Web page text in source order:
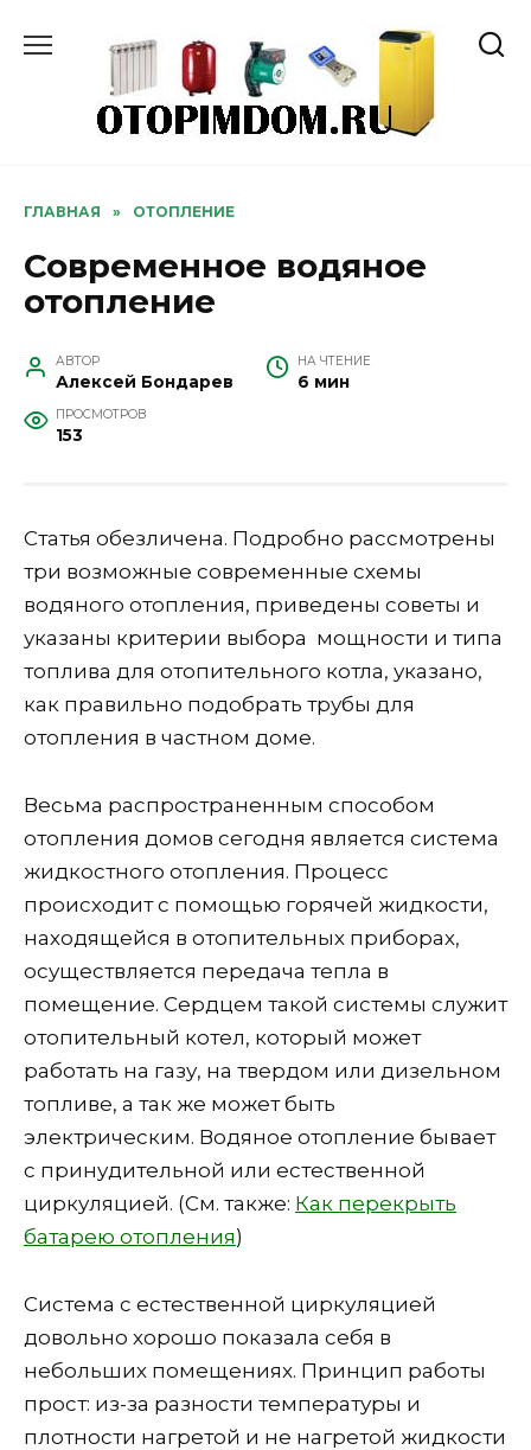
ГЛАВНАЯ » ОТОПЛЕНИЕ
Современное водяное
отопление
АВТОР
Алексей Бондарев
НА ЧТЕНИЕ
6 мин
ПРОСМОТРОВ
153
Статья обезличена. Подробно рассмотрены
три возможные современные схемы
водяного отопления, приведены советы и
указаны критерии выбора мощности и типа
топлива для отопительного котла, указано,
как правильно подобрать трубы для
отопления в частном доме.
Весьма распространенным способом
отопления домов сегодня является система
жидкостного отопления. Процесс
происходит с помощью горячей жидкости,
находящейся в отопительных приборах,
осуществляется передача тепла в
помещение. Сердцем такой системы служит
отопительный котел, который может
работать на газу, на твердом или дизельном
топливе, а так же может быть
электрическим. Водяное отопление бывает
с принудительной или естественной
циркуляцией. (См. также: Как перекрыть
батарею отопления)
Система с естественной циркуляцией
довольно хорошо показала себя в
небольших помещениях. Принцип работы
прост: из-за разности температуры и
плотности нагретой и не нагретой жидкости